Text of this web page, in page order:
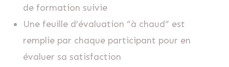
de formation suivie
Une feuille d’évaluation “à chaud” est
remplie par chaque participant pour en
évaluer sa satisfaction